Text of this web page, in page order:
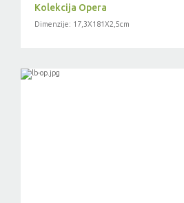
Kolekcija Opera
Dimenzije: 17,3X181X2,5cm